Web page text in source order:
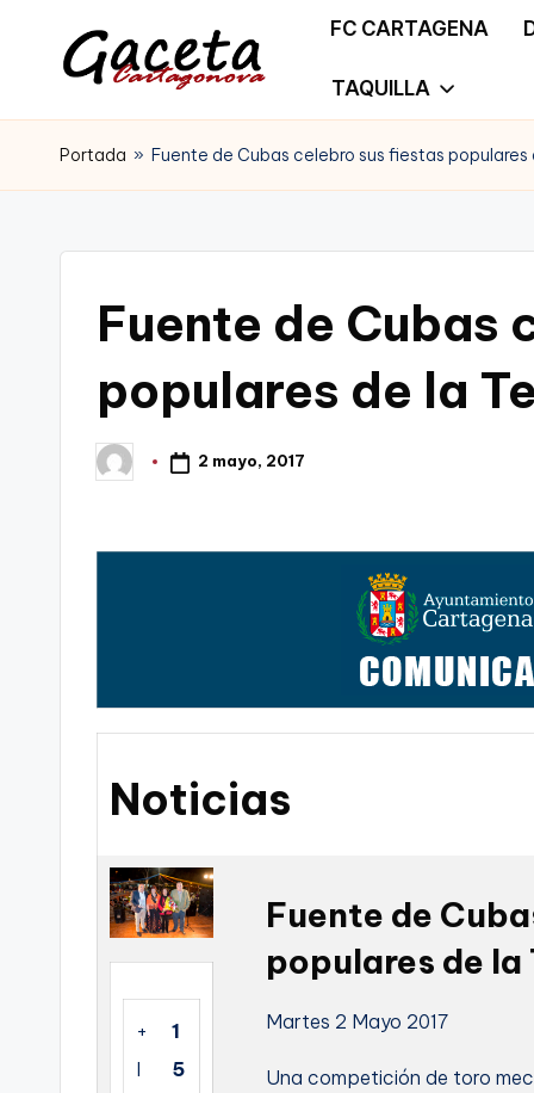
Saltar
al
G
a
e
Gaceta
Cartagonova,
informa
FC CARTAGENA
TAQUILLA
Portada » Fuente de Cubas celebro sus fiestas
Fuente de Cubas
populares de la
Publicado
por
2 mayo, 2017
Noticias
+
I
1
5
Fuente de
populares de la
Martes 2 Mayo 2017
Una competición de toro